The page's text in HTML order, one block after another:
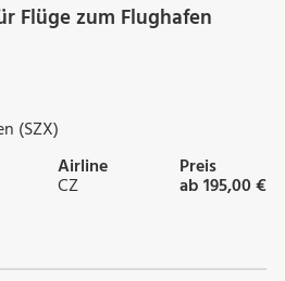
Flüge zum Flughafen
(SZX)
Airline
CZ
Preis
ab 195,00 €